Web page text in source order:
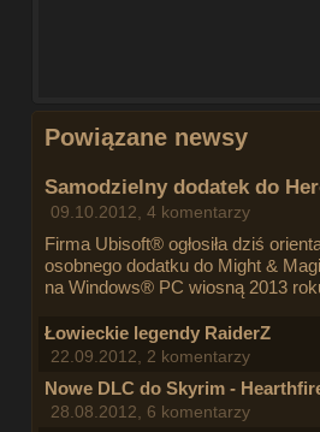
Powiązane newsy
Samodzielny dodatek do
09.10.2012, 4 komentarzy
Firma Ubisoft® ogłosiła dziś
osobnego dodatku do Might &
na Windows® PC wiosną 2013
Łowieckie legendy RaiderZ
22.09.2012, 2 komentarzy
Nowe DLC do Skyrim -
28.08.2012, 6 komentarzy